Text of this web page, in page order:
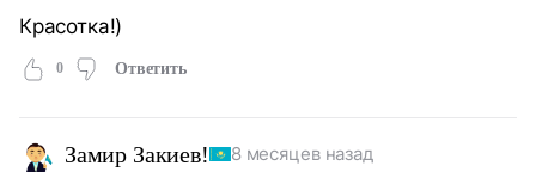
Красотка!)
0 Ответить
Замир Закиев! 8 месяцев назад